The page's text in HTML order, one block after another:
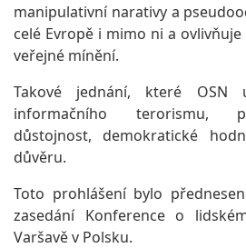
manipulativní narativy a
celé Evropě i mimo ni a
veřejné mínění.
Takové jednání, které OSN
informačního terorismu,
důstojnost, demokratické
důvěru.
Toto prohlášení bylo
zasedání Konference o
Varšavě v Polsku.